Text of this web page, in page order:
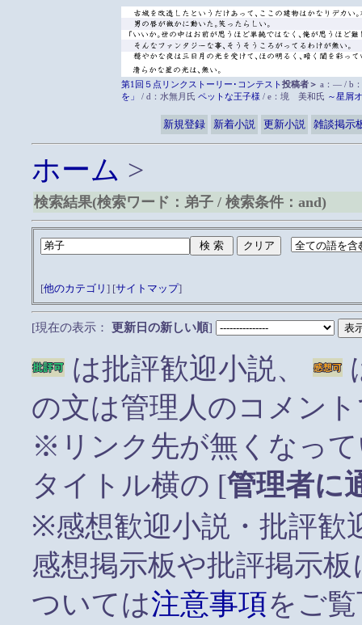
第1回５点リンクストーリー･コンテスト投稿者＞ a：― / b
を」
/ d：水無月氏 ペットな王子様 / e：境 美和氏 ～星屑
新規登録 新着小説 更新小説 雑談掲示
ホーム >
検索結果(検索ワード：弟子 / 検索条件：and)
[他のカテゴリ] [サイトマップ]
[現在の表示： 更新日の新しい順]
は批評歓迎小説、
の文は管理人のコメン
※リンク先が無くなっ
タイトル横の [管理者に
※感想歓迎小説・批評歓
感想掲示板や批評掲示
ついては注意事項をご